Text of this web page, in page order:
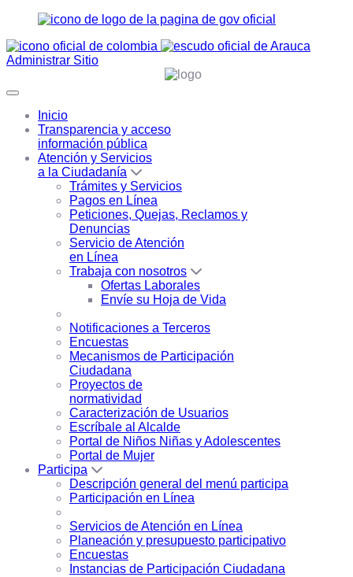
Administrar Sitio
Inicio
Transparencia y acceso
información pública
Atención y Servicios
a la Ciudadanía
Trámites y Servicios
Pagos en Línea
Peticiones, Quejas, Reclamos y
Denuncias
Servicio de Atención
en Línea
Trabaja con nosotros
Ofertas Laborales
Envíe su Hoja de Vida
Notificaciones a Terceros
Encuestas
Mecanismos de Participación
Ciudadana
Proyectos de
normatividad
Caracterización de Usuarios
Escríbale al Alcalde
Portal de Niños Niñas y Adolescentes
Portal de Mujer
Participa
Descripción general del menú participa
Participación en Línea
Servicios de Atención en Línea
Planeación y presupuesto participativo
Encuestas
Instancias de Participación Ciudadana